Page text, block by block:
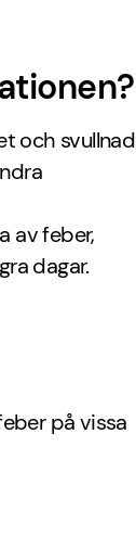
och svullnad
av feber,
dagar.
på vissa